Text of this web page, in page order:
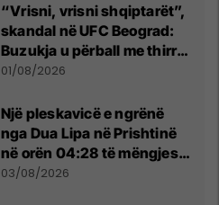
“Vrisni, vrisni shqiptarët”,
skandal në UFC Beograd:
Buzukja u përball me thirrje
anti-shqiptare nga
01/08/2026
Një pleskavicë e ngrënë
nga Dua Lipa në Prishtinë
në orën 04:28 të mëngjesit
- dhe bota digjitale serbe
03/08/2026